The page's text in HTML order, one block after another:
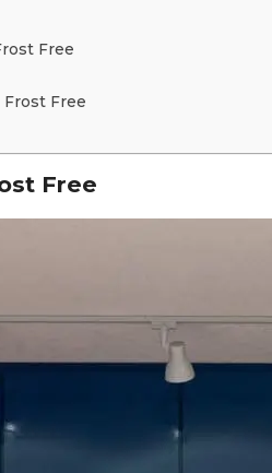
Free
Frost Free
Free